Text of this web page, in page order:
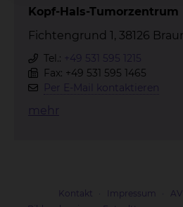
Kopf-Hals-Tumorzentrum
Fichtengrund 1, 38126
Tel.: +49 531 595 1215
Fax: +49 531 595 1465
Per E-Mail kontaktieren
mehr
Kontakt Impressum